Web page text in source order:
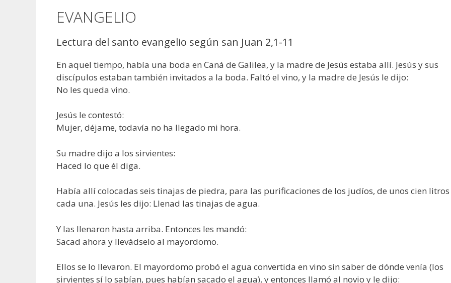
EVANGELIO
Lectura del santo evangelio según san Juan 2,1-11
En aquel tiempo, había una boda en Caná de Galilea, y la madre de Jesús estaba allí. Jesús y sus
discípulos estaban también invitados a la boda. Faltó el vino, y la madre de Jesús le dijo:
No les queda vino.
Jesús le contestó:
Mujer, déjame, todavía no ha llegado mi hora.
Su madre dijo a los sirvientes:
Haced lo que él diga.
Había allí colocadas seis tinajas de piedra, para las purificaciones de los judíos, de unos cien litros
cada una. Jesús les dijo: Llenad las tinajas de agua.
Y las llenaron hasta arriba. Entonces les mandó:
Sacad ahora y llevádselo al mayordomo.
Ellos se lo llevaron. El mayordomo probó el agua convertida en vino sin saber de dónde venía (los
sirvientes sí lo sabían, pues habían sacado el agua), y entonces llamó al novio y le dijo: